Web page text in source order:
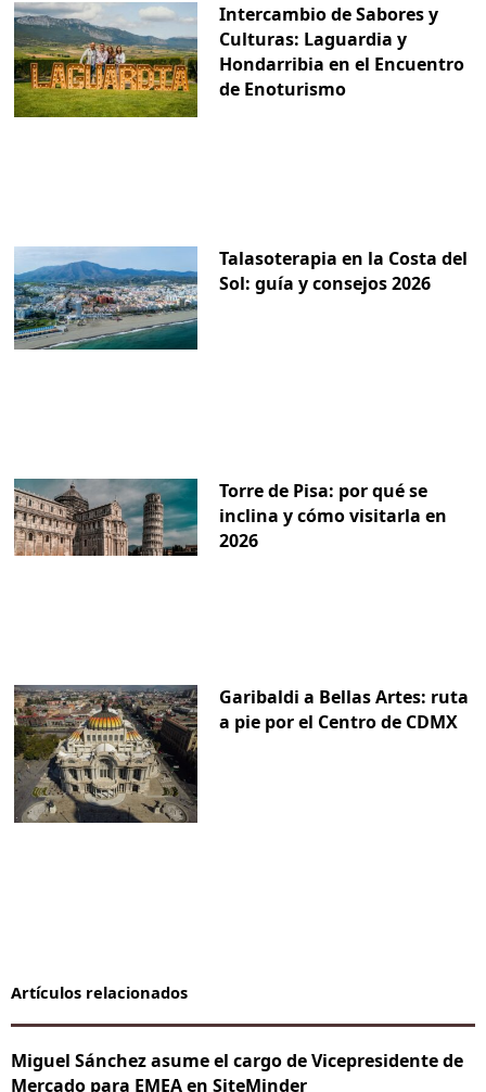
Intercambio de Sabores y
Culturas: Laguardia y
Hondarribia en el Encuentro
de Enoturismo
Talasoterapia en la Costa del
Sol: guía y consejos 2026
Torre de Pisa: por qué se
inclina y cómo visitarla en
2026
Garibaldi a Bellas Artes: ruta
a pie por el Centro de CDMX
Artículos relacionados
Miguel Sánchez asume el cargo de Vicepresidente de
Mercado para EMEA en SiteMinder